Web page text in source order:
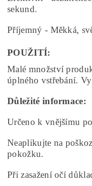
sekund.
Příjemný - Měkká,
POUŽITÍ:
Malé množství
úplného vstřebání.
Důležité informace:
Určeno k vnějšímu
Neaplikujte na
pokožku.
Při zasažení očí